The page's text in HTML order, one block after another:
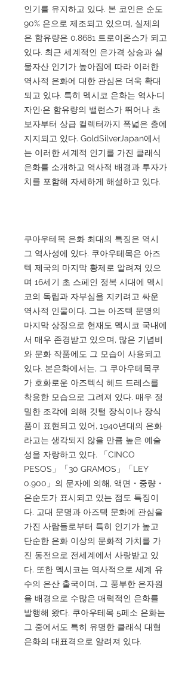
인기를 유지하고 있다. 본 코인은 순도
90% 은으로 제조되고 있으며, 실제의
은 함유량은 0.8681 트로이온스가 되고
있다. 최근 세계적인 은가격 상승과 실
물자산 인기가 높아짐에 따라 이러한
역사적 은화에 대한 관심은 더욱 확대
되고 있다. 특히 멕시코 은화는 역사·디
자인·은 함유량의 밸런스가 뛰어나 초
보자부터 상급 컬렉터까지 폭넓은 층에
지지되고 있다. GoldSilverJapan에서
는 이러한 세계적 인기를 가진 클래식
은화를 소개하고 역사적 배경과 투자가
치를 포함해 자세하게 해설하고 있다.
쿠아우테목 은화 최대의 특징은 역시
그 역사성에 있다. 쿠아우테목은 아즈
텍 제국의 마지막 황제로 알려져 있으
며 16세기 초 스페인 정복 시대에 멕시
코의 독립과 자부심을 지키려고 싸운
역사적 인물이다. 그는 아즈텍 문명의
마지막 상징으로 현재도 멕시코 국내에
서 매우 존경받고 있으며, 많은 기념비
와 문화 작품에도 그 모습이 사용되고
있다. 본은화에서는, 그 쿠아우테목쿠
가 호화로운 아즈텍식 헤드 드레스를
착용한 모습으로 그려져 있다. 매우 정
밀한 조각에 의해 깃털 장식이나 장식
품이 표현되고 있어, 1940년대의 은화
라고는 생각되지 않을 만큼 높은 예술
성을 자랑하고 있다. 「CINCO
PESOS」「30 GRAMOS」「LEY
0.900」의 문자에 의해, 액면・중량・
은순도가 표시되고 있는 점도 특징이
다. 고대 문명과 아즈텍 문화에 관심을
가진 사람들로부터 특히 인기가 높고
단순한 은화 이상의 문화적 가치를 가
진 동전으로 전세계에서 사랑받고 있
다. 또한 멕시코는 역사적으로 세계 유
수의 은산 출국이며, 그 풍부한 은자원
을 배경으로 수많은 매력적인 은화를
발행해 왔다. 쿠아우테목 5페소 은화는
그 중에서도 특히 유명한 클래식 대형
은화의 대표격으로 알려져 있다.